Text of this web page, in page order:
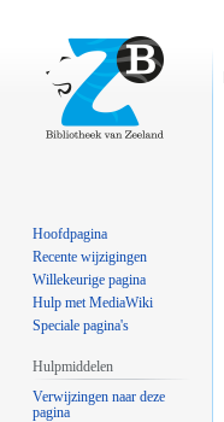
Hoofdpagina
Recente wijzigingen
Willekeurige pagina
Hulp met MediaWiki
Speciale pagina's
Hulpmiddelen
Verwijzingen naar deze
pagina